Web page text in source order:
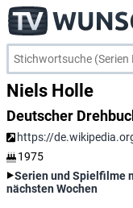
Niels Holle
Deutscher
https://
1975
Serien und Spielfilme
nächsten Wochen